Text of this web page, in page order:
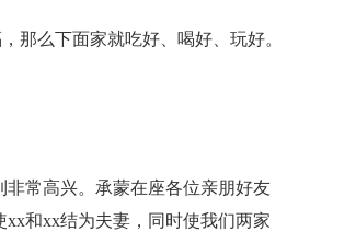
那么下面家就吃好、喝好、玩好。
常高兴。承蒙在座各位亲朋好友
和xx结为夫妻，同时使我们两家